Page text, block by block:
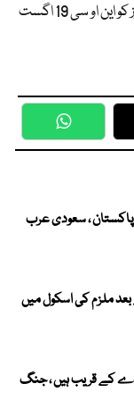
کیریبین پریمیئر لیگ ، قومی کرکٹرز کو این او سی 19 اگست
WhatsApp
، سعودی عرب
بعد ملزم کی اسکول میں
کے قریب ہیں ، جنگ